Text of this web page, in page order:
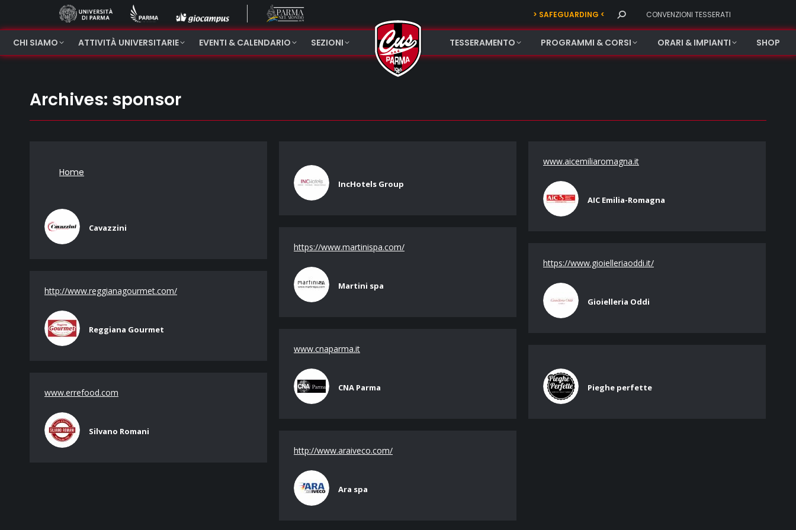
> SAFEGUARDING < Search: CONVENZIONI TESSERATI
CHI SIAMO ATTIVITÀ UNIVERSITARIE EVENTI & CALENDARIO SEZIONI TESSERAMENTO PROGRAMMI & CORSI ORARI & IMPIANTI SHOP
Archives: sponsor
Home
Cavazzini
IncHotels Group
www.aicemiliaromagna.it
AIC Emilia-Romagna
https://www.martinispa.com/
Martini spa
https://www.gioielleriaoddi.it/
Gioielleria Oddi
http://www.reggianagourmet.com/
Reggiana Gourmet
www.cnaparma.it
CNA Parma Pieghe perfette
www.errefood.com
Silvano Romani
http://www.araiveco.com/
Ara spa